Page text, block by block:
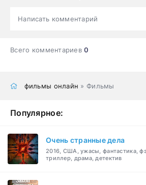
Написать комментарий
Всего комментариев0
фильмы онлайн » Фильмы
Популярное:
Очень странные дела
2016, США, ужасы, фантастика,
триллер, драма, детектив